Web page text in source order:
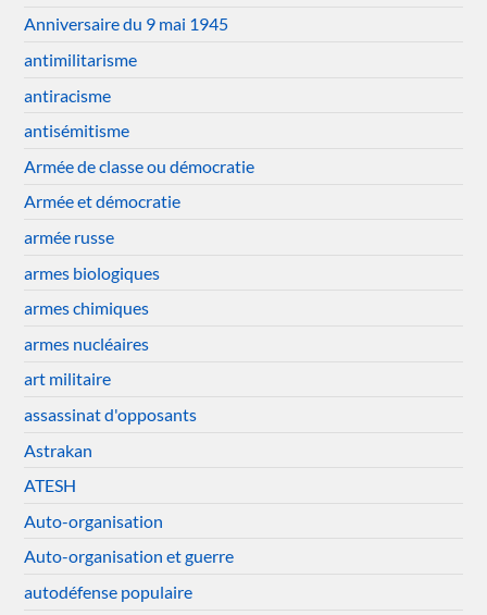
Anniversaire du 9 mai 1945
antimilitarisme
antiracisme
antisémitisme
Armée de classe ou démocratie
Armée et démocratie
armée russe
armes biologiques
armes chimiques
armes nucléaires
art militaire
assassinat d'opposants
Astrakan
ATESH
Auto-organisation
Auto-organisation et guerre
autodéfense populaire